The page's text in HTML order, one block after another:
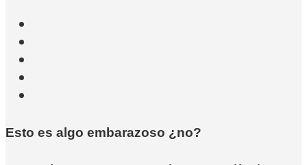
Esto es algo embarazoso ¿no?